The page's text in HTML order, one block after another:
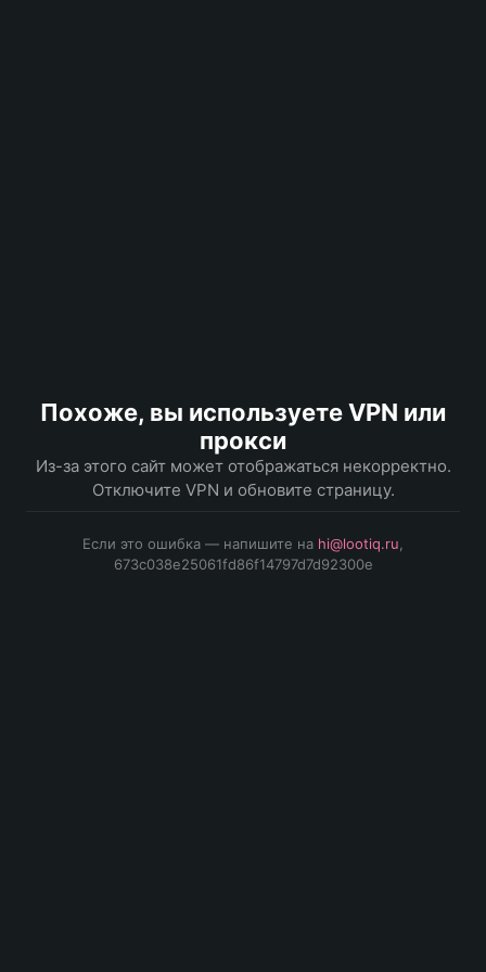
Похоже, вы используете VPN или
прокси
Из-за этого сайт может отображаться некорректно.
Отключите VPN и обновите страницу.
Если это ошибка — напишите на hi@lootiq.ru
673c038e25061fd86f14797d7d92300e